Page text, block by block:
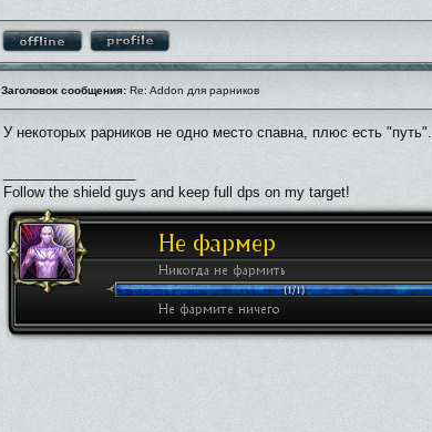
Заголовок сообщения: Re: Addon для рарников
У некоторых рарников не одно место спавна, плюс есть "путь".
Follow the shield guys and keep full dps on my target!